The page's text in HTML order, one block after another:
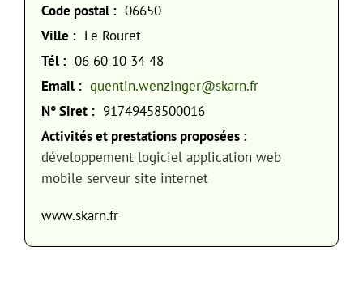
Code postal : 06650
Ville : Le Rouret
Tél : 06 60 10 34 48
Email : quentin.wenzinger@skarn.fr
N° Siret : 91749458500016
Activités et prestations proposées :
développement logiciel application web
mobile serveur site internet
www.skarn.fr